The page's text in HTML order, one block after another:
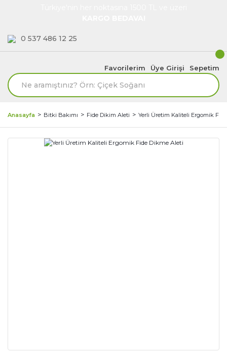
0 537 486 12 25
Favorilerim Üye Girişi Sepetim
Anasayfa Bitki Bakımı Fide Dikim Aleti Yerli Üretim Kaliteli Ergomik